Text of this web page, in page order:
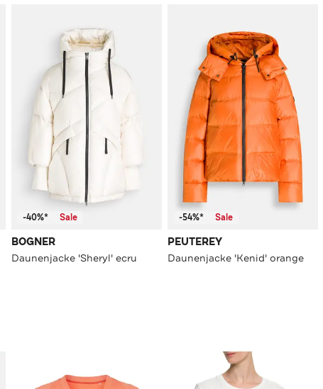
-40%* Sale
BOGNER
Daunenjacke 'Sheryl' ecru
-54%* Sale
PEUTEREY
Daunenjacke 'Kenid' orange